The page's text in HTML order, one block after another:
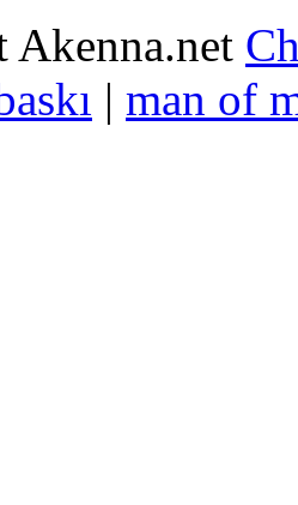
Akenna.net
| man of